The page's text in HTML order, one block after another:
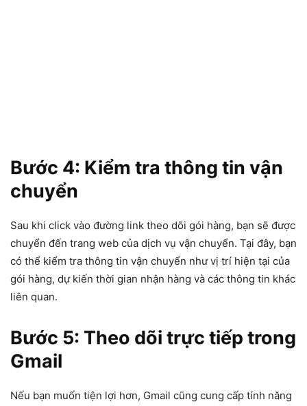
Bước 4: Kiểm tra thông tin vận
chuyển
Sau khi click vào đường link theo dõi gói hàng, bạn sẽ được
chuyển đến trang web của dịch vụ vận chuyển. Tại đây, bạn
có thể kiểm tra thông tin vận chuyển như vị trí hiện tại của
gói hàng, dự kiến thời gian nhận hàng và các thông tin khác
liên quan.
Bước 5: Theo dõi trực tiếp trong
Gmail
Nếu bạn muốn tiện lợi hơn, Gmail cũng cung cấp tính năng